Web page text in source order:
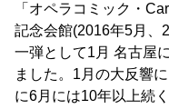
「オペラコミック・
記念会館(2016年5月、
一弾として1月 名古屋
ました。1月の大反響
に6月には10年以上続